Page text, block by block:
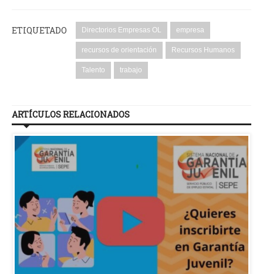
ETIQUETADO Directorios Empresas OL empresa
recursos de orientación Recursos Humanos
Talento trabajo
ARTÍCULOS RELACIONADOS